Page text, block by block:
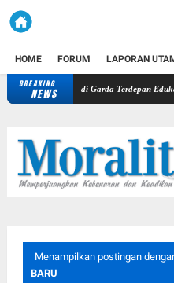
HOME FORUM LAPORAN
BREAKING
NEWS PWI dan AFPI Perkuat
Menampilkan postingan
BARU